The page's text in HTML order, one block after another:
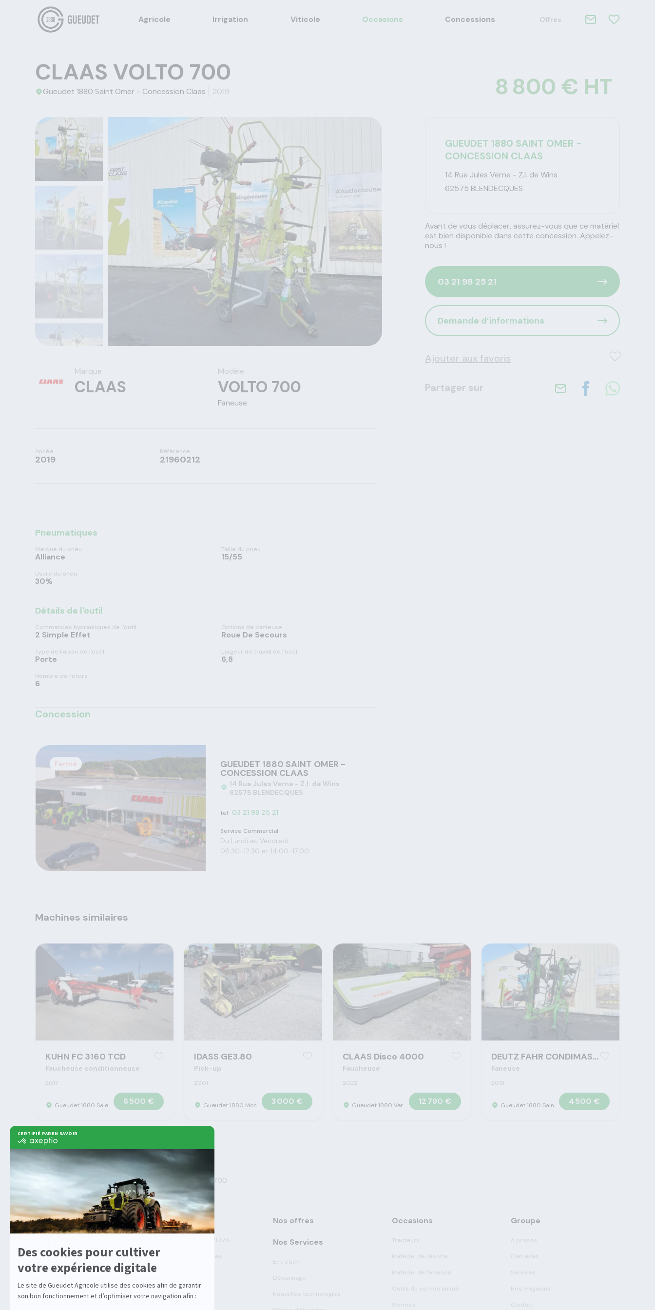
Agricole Irrigation Viticole Occasions Concessions Offres
CLAAS VOLTO 700
Gueudet 1880 Saint Omer - Concession Claas 2019 8 800 € HT
Marque
CLAAS
Modèle
VOLTO 700
Faneuse
Année
2019
Référence
21960212
Pneumatiques
Marque du pneu
Alliance
Taille du pneu
15/55
Usure du pneu
30%
Détails de l'outil
Commandes hydrauliques de l'outil
2 Simple Effet
Options de batteuse
Roue De Secours
Type de liaison de l'outil
Porte
Largeur de travail de l'outil
6,8
Nombre de rotors
6
Concession
GUEUDET 1880 SAINT OMER -
CONCESSION CLAAS
14 Rue Jules Verne - Z.I. de Wins
62575 BLENDECQUES
tel 03 21 98 25 21
Service Commercial
Du Lundi au Vendredi :
08:30-12:30 et 14:00-17:00
GUEUDET 1880 SAINT OMER -
CONCESSION CLAAS
14 Rue Jules Verne - Z.I. de Wins
62575 BLENDECQUES
Avant de vous déplacer, assurez-vous que ce matériel
est bien disponible dans cette concession. Appelez-
nous !
03 21 98 25 21
Demande d’informations
Ajouter aux favoris
Partager sur
Machines similaires
KUHN FC 3160 TCD
Faucheuse conditionneuse
2017
Gueudet 1880 Saleux - Concession Claas 6 500 €
IDASS GE3.80
Pick-up
2001
Gueudet 1880 Montigny-Lengrain - Concession Claas 3 000 €
CLAAS Disco 4000
Faucheuse
2022
Gueudet 1880 Vervins - Concession Claas 12 790 €
DEUTZ FAHR CONDIMASTER 9021
Faneuse
2013
Gueudet 1880 Saint Omer - Concession Claas 4 500 €
Gueudet 1880 Machine agricole > > Volto 700
Agricole
Solutions multimarques
Enrouleurs
Nos offres
Nos Services
Occasions Groupe